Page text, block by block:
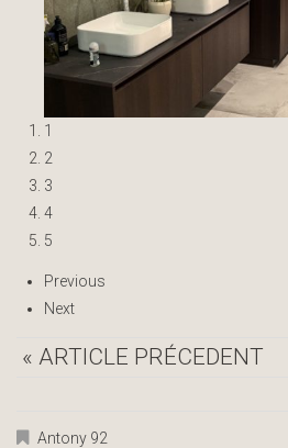
1
2
3
4
5
Previous
Next
« ARTICLE PRÉCEDENT
Antony 92